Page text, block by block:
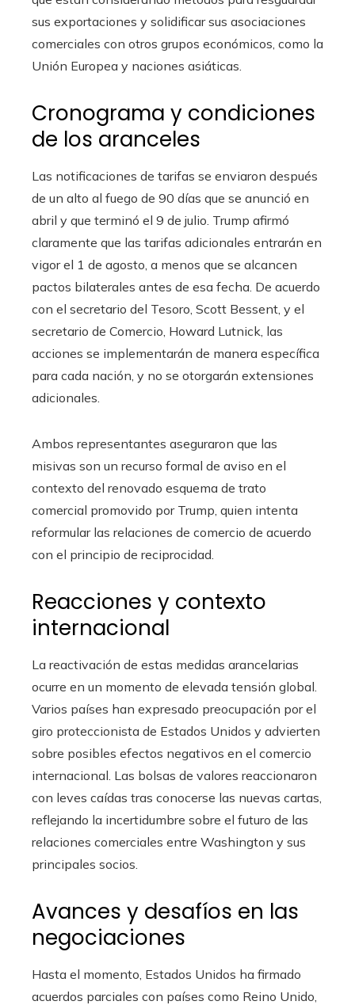
sus exportaciones y solidificar sus asociaciones
comerciales con otros grupos económicos, como la
Unión Europea y naciones asiáticas.
Cronograma y condiciones
de los aranceles
Las notificaciones de tarifas se enviaron después
de un alto al fuego de 90 días que se anunció en
abril y que terminó el 9 de julio. Trump afirmó
claramente que las tarifas adicionales entrarán en
vigor el 1 de agosto, a menos que se alcancen
pactos bilaterales antes de esa fecha. De acuerdo
con el secretario del Tesoro, Scott Bessent, y el
secretario de Comercio, Howard Lutnick, las
acciones se implementarán de manera específica
para cada nación, y no se otorgarán extensiones
adicionales.
Ambos representantes aseguraron que las
misivas son un recurso formal de aviso en el
contexto del renovado esquema de trato
comercial promovido por Trump, quien intenta
reformular las relaciones de comercio de acuerdo
con el principio de reciprocidad.
Reacciones y contexto
internacional
La reactivación de estas medidas arancelarias
ocurre en un momento de elevada tensión global.
Varios países han expresado preocupación por el
giro proteccionista de Estados Unidos y advierten
sobre posibles efectos negativos en el comercio
internacional. Las bolsas de valores reaccionaron
con leves caídas tras conocerse las nuevas cartas,
reflejando la incertidumbre sobre el futuro de las
relaciones comerciales entre Washington y sus
principales socios.
Avances y desafíos en las
negociaciones
Hasta el momento, Estados Unidos ha firmado
acuerdos parciales con países como Reino Unido,